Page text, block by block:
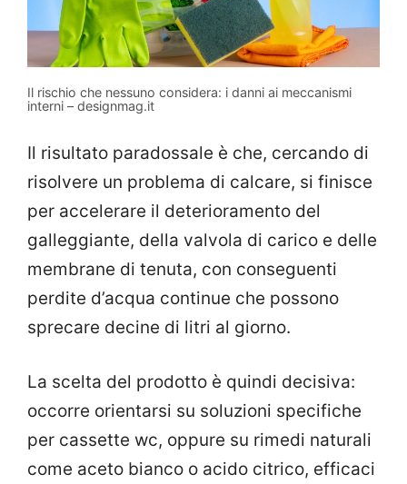
Il rischio che nessuno considera: i danni ai meccanismi
interni – designmag.it
Il risultato paradossale è che, cercando di
risolvere un problema di calcare, si finisce
per accelerare il deterioramento del
galleggiante, della valvola di carico e delle
membrane di tenuta, con conseguenti
perdite d’acqua continue che possono
sprecare decine di litri al giorno.
La scelta del prodotto è quindi decisiva:
occorre orientarsi su soluzioni specifiche
per cassette wc, oppure su rimedi naturali
come aceto bianco o acido citrico, efficaci